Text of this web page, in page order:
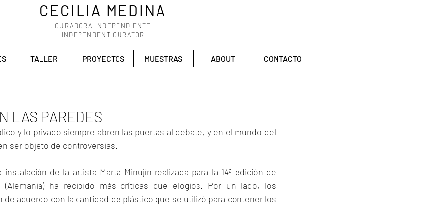
CECILIA MEDINA
CURADORA INDEPENDIENTE
INDEPENDENT CURATOR
TALLER PROYECTOS MUESTRAS ABOUT CONTACTO
LAS PAREDES
y lo privado siempre abren las puertas al debate, y en el mundo del
ser objeto de controversias.
de la artista Marta Minujín realizada para la 14ª edición de
(Alemania) ha recibido más críticas que elogios. Por un lado, los
de acuerdo con la cantidad de plástico que se utilizó para contener los